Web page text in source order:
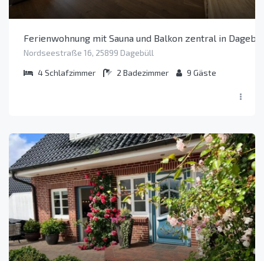
Ferienwohnung mit Sauna und Balkon zentral in
Nordseestraße 16, 25899 Dagebüll
4Schlafzimmer 2 Badezimmer 9 Gäste